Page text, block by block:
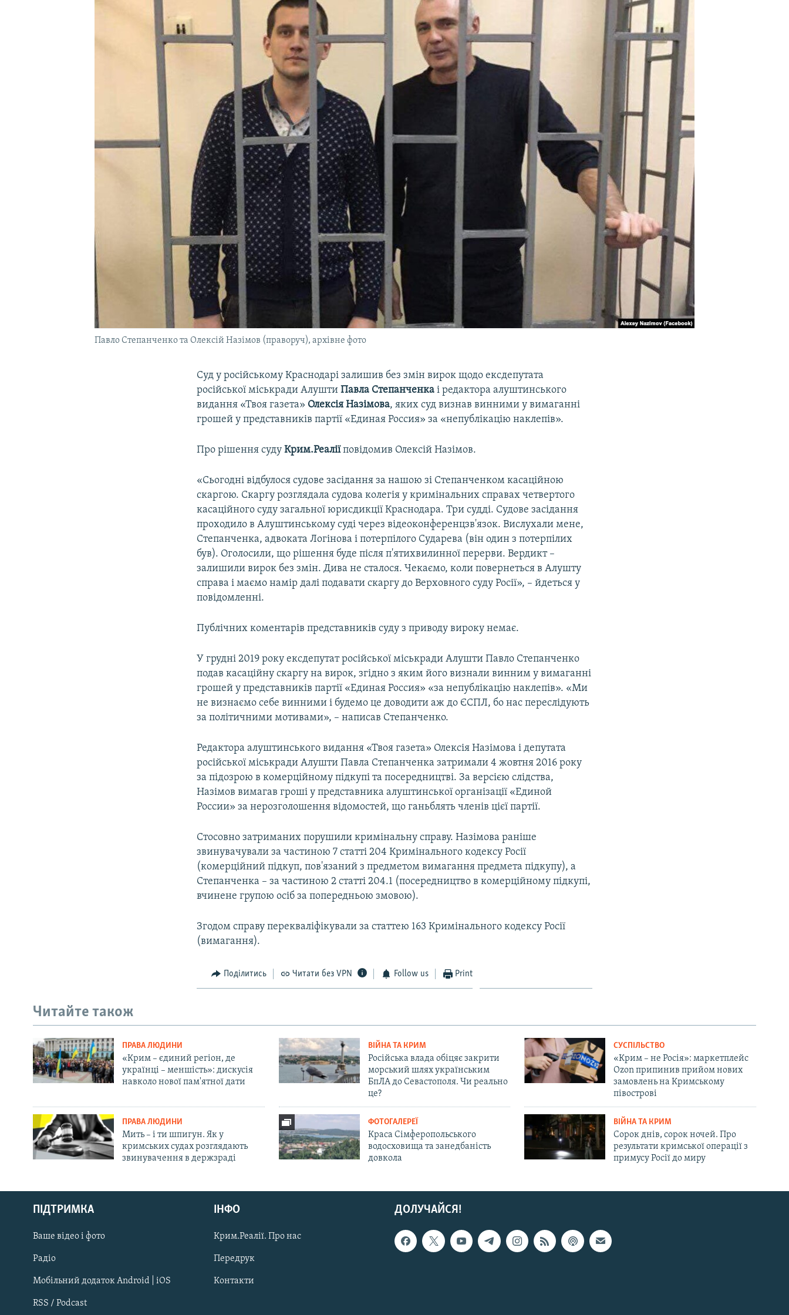
Русский
Qırımtatar
ДОЛУЧАЙСЯ!
Павло Степанченко та Олексій Назімов (праворуч), архівне фото
Суд у російському Краснодарі залишив без змін вирок щодо ексдепутата
російської міськради АлуштиПавла Степанченка і редактора алуштинського
видання «Твоя газета» Олексія Назімова, яких суд визнав винними у вимаганні
грошей у представників партії «Единая Россия» за «непублікацію наклепів».
Про рішення судуКрим.Реаліїповідомив Олексій Назімов.
«Сьогодні відбулося судове засідання за нашою зі Степанченком касаційною
скаргою. Скаргу розглядала судова колегія у кримінальних справах четвертого
касаційного суду загальної юрисдикції Краснодара. Три судді. Судове засідання
проходило в Алуштинському суді через відеоконференцзв'язок. Вислухали мене,
Степанченка, адвоката Логінова і потерпілого Сударева (він один з потерпілих
був). Оголосили, що рішення буде після п'ятихвилинної перерви. Вердикт –​
залишили вирок без змін. Дива не сталося. Чекаємо, коли повернеться в Алушту
справа і маємо намір далі подавати скаргу до Верховного суду Росії», –​ йдеться у
повідомленні.
Публічних коментарів представників суду з приводу вироку немає.
У грудні 2019 року ексдепутат російської міськради Алушти Павло Степанченко
подав касаційну скаргу на вирок, згідно з яким його визнали винним у вимаганні
грошей у представників партії «Единая Россия» «за непублікацію наклепів». «Ми
не визнаємо себе винними і будемо це доводити аж до ЄСПЛ, бо нас переслідують
за політичними мотивами», –​ написав Степанченко.
Редактора алуштинського видання «Твоя газета» Олексія Назімова і депутата
російської міськради Алушти Павла Степанченка затримали 4 жовтня 2016 року
за підозрою в комерційному підкупі та посередництві. За версією слідства,
Назімов вимагав гроші у представника алуштинської організації «Единой
России» за нерозголошення відомостей, що ганьблять членів цієї партії.
Стосовно затриманих порушили кримінальну справу. Назімова раніше
звинувачували за частиною 7 статті 204 Кримінального кодексу Росії
(комерційний підкуп, пов'язаний з предметом вимагання предмета підкупу), а
Степанченка – за частиною 2 статті 204.1 (посередництво в комерційному підкупі,
вчинене групою осіб за попередньою змовою).
Згодом справу перекваліфікували за статтею 163 Кримінального кодексу Росії
(вимагання).
Поділитись Читати без VPN Follow us Print
Читайте також
ПРАВА ЛЮДИНИ
«Крим – єдиний регіон, де
українці – меншість»: дискусія
навколо нової пам'ятної дати
ВІЙНА ТА КРИМ
Російська влада обіцяє закрити
морський шлях українським
БпЛА до Севастополя. Чи реально
це?
СУСПІЛЬСТВО
«Крим – не Росія»: маркетплейс
Ozon припинив прийом нових
замовлень на Кримському
півострові
ПРАВА ЛЮДИНИ
Мить – і ти шпигун. Як у
кримських судах розглядають
звинувачення в держзраді
ФОТОГАЛЕРЕЇ
Краса Сімферопольського
водосховища та занедбаність
довкола
ВІЙНА ТА КРИМ
Сорок днів, сорок ночей. Про
результати кримської операції з
примусу Росії до миру
ДОЛУЧАЙСЯ!
ПІДТРИМКА
Ваше відео і фото
Радіо
Мобільний додаток Android | iOS
RSS / Podcast
ІНФО
Крим.Реалії. Про нас
Передрук
Контакти